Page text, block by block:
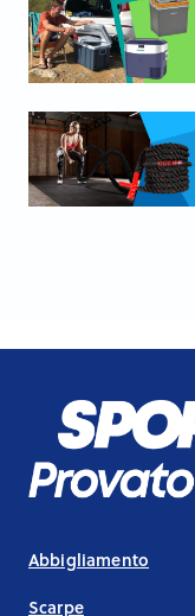
Abbigliamento
Scarpe